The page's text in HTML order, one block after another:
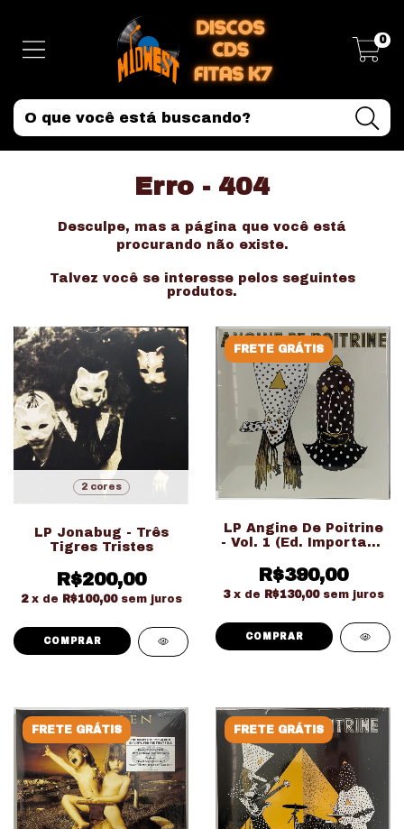
0
Erro - 404
Desculpe, mas a página que você está
procurando não existe.
Talvez você se interesse pelos seguintes
produtos.
2 cores
LP Jonabug - Três
Tigres Tristes
R$200,00
2 x de R$100,00 sem juros
COMPRAR
FRETE GRÁTIS
LP Angine De Poitrine
- Vol. 1 (Ed. Importado
R$390,00
3 x de R$130,00 sem juros
FRETE GRÁTIS FRETE GRÁTIS